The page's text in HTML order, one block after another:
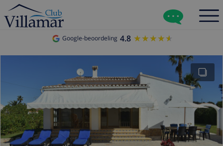
Google-beoordeling 4.8 ★★★★★
★★★★★